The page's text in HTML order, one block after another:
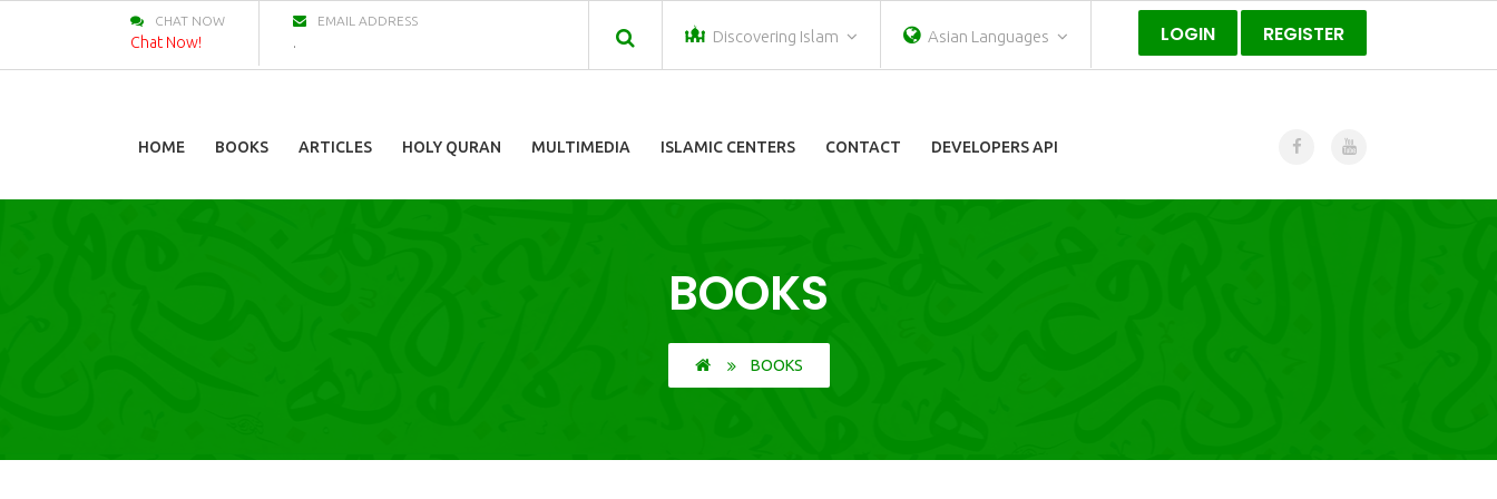
CHAT NOW
Chat Now!
EMAIL ADDRESS
. Discovering Islam Asian Languages LOGIN REGISTER
HOME BOOKS ARTICLES HOLY QURAN MULTIMEDIA ISLAMIC CENTERS CONTACT DEVELOPERS API
BOOKS
BOOKS